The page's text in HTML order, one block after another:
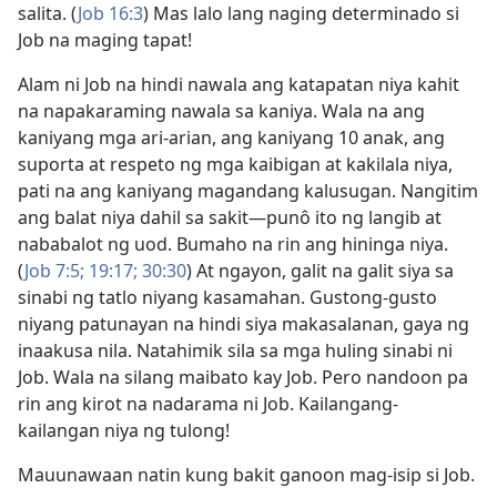
salita. (Job 16:3) Mas lalo lang naging determinado si
Job na maging tapat!
Alam ni Job na hindi nawala ang katapatan niya kahit
na napakaraming nawala sa kaniya. Wala na ang
kaniyang mga ari-arian, ang kaniyang 10 anak, ang
suporta at respeto ng mga kaibigan at kakilala niya,
pati na ang kaniyang magandang kalusugan. Nangitim
ang balat niya dahil sa sakit—punô ito ng langib at
nababalot ng uod. Bumaho na rin ang hininga niya.
(Job 7:5; 19:17; 30:30) At ngayon, galit na galit siya sa
sinabi ng tatlo niyang kasamahan. Gustong-gusto
niyang patunayan na hindi siya makasalanan, gaya ng
inaakusa nila. Natahimik sila sa mga huling sinabi ni
Job. Wala na silang maibato kay Job. Pero nandoon pa
rin ang kirot na nadarama ni Job. Kailangang-
kailangan niya ng tulong!
Mauunawaan natin kung bakit ganoon mag-isip si Job.